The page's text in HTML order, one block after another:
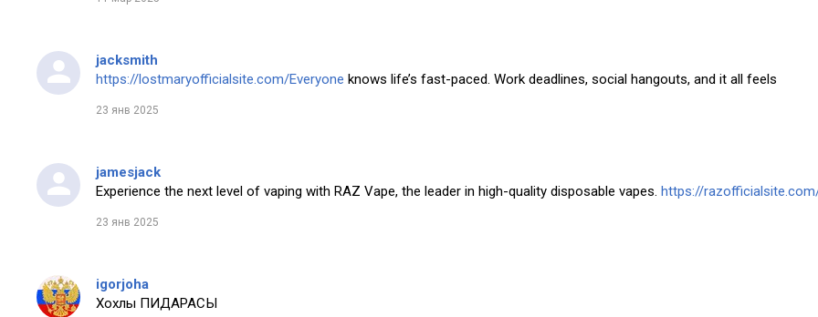
jacksmith
https://lostmaryofficialsite.com/Everyone knows life’s fast-paced. Work deadlines, social hangouts, and it all feels
23 янв 2025
jamesjack
Experience the next level of vaping with RAZ Vape, the leader in high-quality disposable vapes. https://
23 янв 2025
igorjoha
Хохлы ПИДАРАСЫ